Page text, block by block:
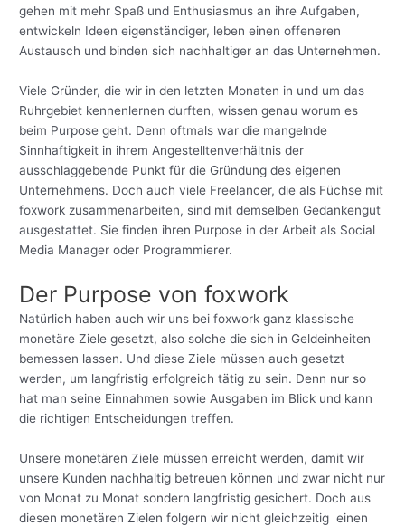
gehen mit mehr Spaß und Enthusiasmus an ihre Aufgaben,
entwickeln Ideen eigenständiger, leben einen offeneren
Austausch und binden sich nachhaltiger an das Unternehmen.
Viele Gründer, die wir in den letzten Monaten in und um das
Ruhrgebiet kennenlernen durften, wissen genau worum es
beim Purpose geht. Denn oftmals war die mangelnde
Sinnhaftigkeit in ihrem Angestelltenverhältnis der
ausschlaggebende Punkt für die Gründung des eigenen
Unternehmens. Doch auch viele Freelancer, die als Füchse mit
foxwork zusammenarbeiten, sind mit demselben Gedankengut
ausgestattet. Sie finden ihren Purpose in der Arbeit als Social
Media Manager oder Programmierer.
Der Purpose von foxwork
Natürlich haben auch wir uns bei foxwork ganz klassische
monetäre Ziele gesetzt, also solche die sich in Geldeinheiten
bemessen lassen. Und diese Ziele müssen auch gesetzt
werden, um langfristig erfolgreich tätig zu sein. Denn nur so
hat man seine Einnahmen sowie Ausgaben im Blick und kann
die richtigen Entscheidungen treffen.
Unsere monetären Ziele müssen erreicht werden, damit wir
unsere Kunden nachhaltig betreuen können und zwar nicht nur
von Monat zu Monat sondern langfristig gesichert. Doch aus
diesen monetären Zielen folgern wir nicht gleichzeitig einen